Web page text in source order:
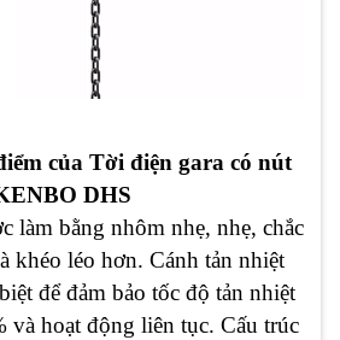
của Tời điện gara có nút
DHS
làm bằng nhôm nhẹ, nhẹ, chắc
khéo léo hơn. Cánh tản nhiệt
để đảm bảo tốc độ tản nhiệt
và hoạt động liên tục. Cấu trúc